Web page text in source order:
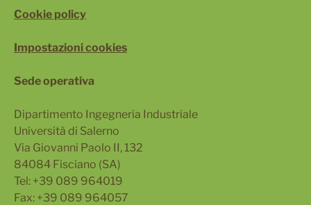
Cookie policy
Impostazioni cookies
Sede operativa
Dipartimento Ingegneria Industriale
Università di Salerno
Via Giovanni Paolo II, 132
84084 Fisciano (SA)
Tel: +39 089 964019
Fax: +39 089 964057